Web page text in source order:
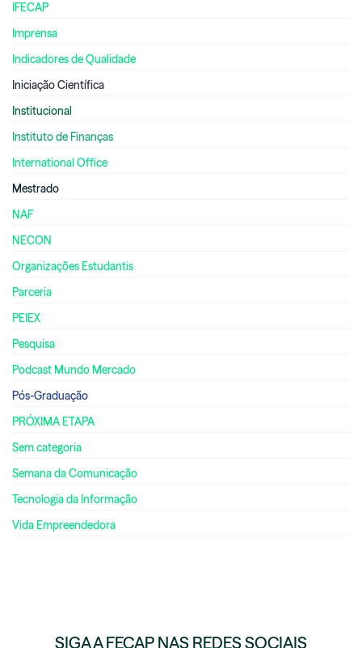
IFECAP
Imprensa
Indicadores de Qualidade
Iniciação Científica
Institucional
Instituto de Finanças
International Office
Mestrado
NAF
NECON
Organizações Estudantis
Parceria
PEIEX
Pesquisa
Podcast Mundo Mercado
Pós-Graduação
PRÓXIMA ETAPA
Sem categoria
Semana da Comunicação
Tecnologia da Informação
Vida Empreendedora
SIGA A FECAP NAS REDES SOCIAIS